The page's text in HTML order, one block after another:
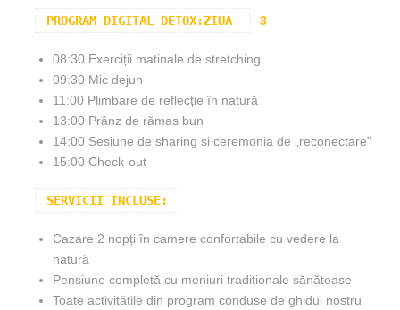
PROGRAM DIGITAL DETOX:ZIUA 3
08:30 Exerciții matinale de stretching
09:30 Mic dejun
11:00 Plimbare de reflecție în natură
13:00 Prânz de rămas bun
14:00 Sesiune de sharing și ceremonia de „reconectare”
15:00 Check-out
SERVICII INCLUSE:
Cazare 2 nopți în camere confortabile cu vedere la
natură
Pensiune completă cu meniuri tradiționale sănătoase
Toate activitățile din program conduse de ghidul nostru